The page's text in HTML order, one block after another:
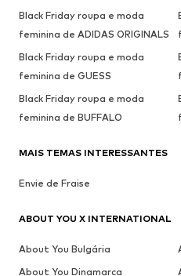
Black Friday roupa e moda
feminina de ADIDAS ORIGINALS
Black Friday roupa e moda
feminina de GUESS
Black Friday roupa e moda
feminina de BUFFALO
MAIS TEMAS INTERESSANTES
Envie de Fraise
ABOUT YOU X INTERNATIONAL
About You Bulgária
About You Dinamarca